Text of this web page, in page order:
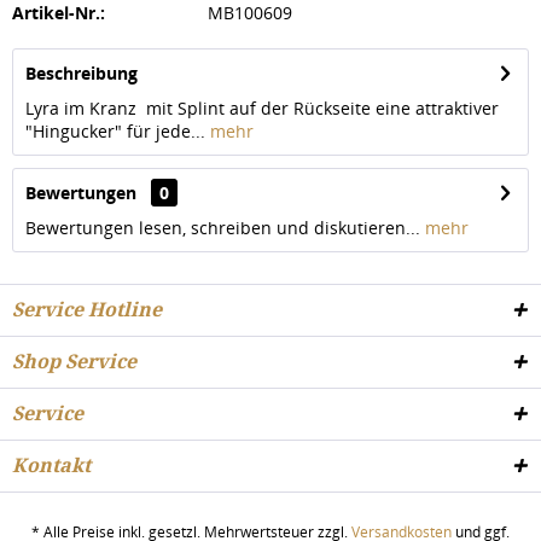
Artikel-Nr.: MB100609
Beschreibung
Lyra im Kranz mit Splint auf der Rückseite eine attraktiver
"Hingucker" für jede... mehr
Bewertungen
0
Bewertungen lesen, schreiben und diskutieren... mehr
Service Hotline
Shop Service
Service
Kontakt
* Alle Preise inkl. gesetzl. Mehrwertsteuer zzgl.Versandkosten und ggf.